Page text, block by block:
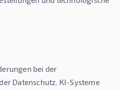
bei der
Datenschutz. KI-Systeme